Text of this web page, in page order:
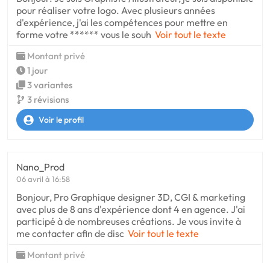
pour réaliser votre logo. Avec plusieurs années
d'expérience, j'ai les compétences pour mettre en
forme votre ****** vous le souh Voir tout le texte
Montant privé
1 jour
3 variantes
3 révisions
Voir le profil
Nano_Prod
06 avril à 16:58
Bonjour, Pro Graphique designer 3D, CGI & marketing
avec plus de 8 ans d'expérience dont 4 en agence. J'ai
participé à de nombreuses créations. Je vous invite à
me contacter afin de disc Voir tout le texte
Montant privé